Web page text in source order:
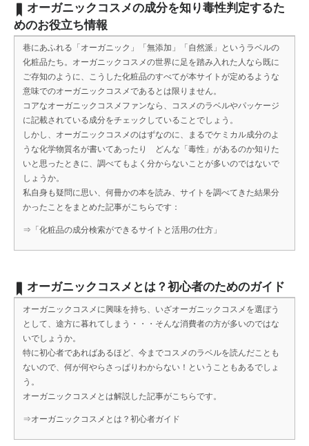
オーガニックコスメの成分を知り毒性判定するた
めのお役立ち情報
巷にあふれる「オーガニック」「無添加」「自然派」というラベルの
化粧品たち。オーガニックコスメの世界に足を踏み入れた人なら既に
ご存知のように、こうした化粧品のすべてが本サイトが定めるような
意味でのオーガニックコスメであるとは限りません。
コアなオーガニックコスメファンなら、コスメのラベルやパッケージ
に記載されている成分をチェックしていることでしょう。
しかし、オーガニックコスメのはずなのに、まるでケミカル成分のよ
うな化学物質名が書いてあったり どんな「毒性」があるのか知りた
いと思ったときに、調べてもよく分からないことが多いのではないで
しょうか。
私自身も疑問に思い、何冊かの本を読み、サイトを調べてきた結果分
かったことをまとめた記事がこちらです：
⇒ 「化粧品の成分検索ができるサイトと活用の仕方」
オーガニックコスメとは？初心者のためのガイド
オーガニックコスメに興味を持ち、いざオーガニックコスメを選ぼう
として、途方に暮れてしまう・・・そんな消費者の方が多いのではな
いでしょうか。
特に初心者であればあるほど、今までコスメのラベルを読んだことも
ないので、何が何やらさっぱりわからない！ということもあるでしょ
う。
オーガニックコスメとは解説した記事がこちらです。
⇒オーガニックコスメとは？初心者ガイド